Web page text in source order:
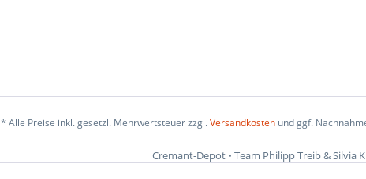
* Alle Preise inkl. gesetzl. Mehrwertsteuer zzgl.Versandkostenund ggf.
Cremant-Depot • Team Philipp Treib & Silvia